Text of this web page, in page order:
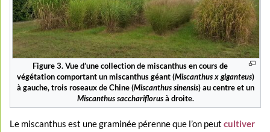
Figure 3. Vue d’une collection de miscanthus en cours de
végétation comportant un miscanthus géant (Miscanthus x giganteus)
à gauche, trois roseaux de Chine (Miscanthus sinensis) au centre et un
Miscanthus sacchariflorusà droite.
Le miscanthus est une graminée pérenne que l’on peutcultiver